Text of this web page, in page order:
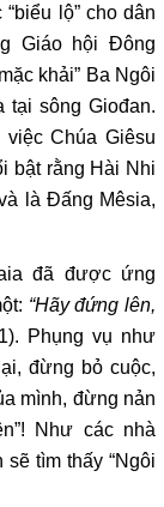
lộ” cho dân
Giáo hội Đông
khải” Ba Ngôi
tại sông Giođan.
Chúa Giêsu
bật rằng Hài Nhi
là Đấng Mêsia,
đã được ứng
“Hãy đứng lên,
Phụng vụ như
đừng bỏ cuộc,
mình, đừng nản
Như các nhà
sẽ tìm thấy “Ngôi